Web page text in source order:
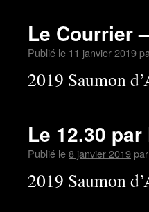
Le Courrier
Publié le 11 janvier 2019
2019 Saumon
Le 12.30
Publié le8 janvier 2019par
2019 Saumon